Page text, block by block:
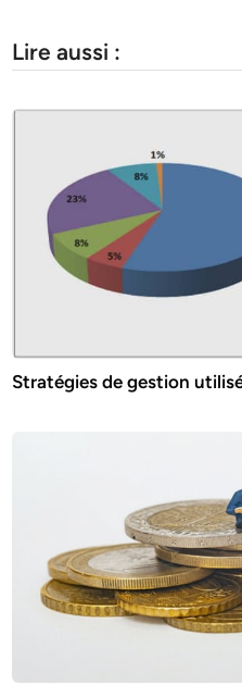
Lire aussi :
Stratégies de gestion